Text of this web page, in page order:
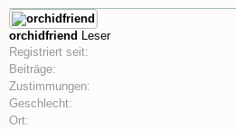
orchidfriend Leser
Registriert seit:
Beiträge:
Zustimmungen:
Geschlecht:
Ort: